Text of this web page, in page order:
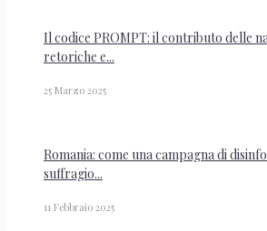
Il codice PROMPT: il contributo delle
retoriche e...
25 Marzo 2025
Romania: come una campagna di
suffragio...
11 Febbraio 2025